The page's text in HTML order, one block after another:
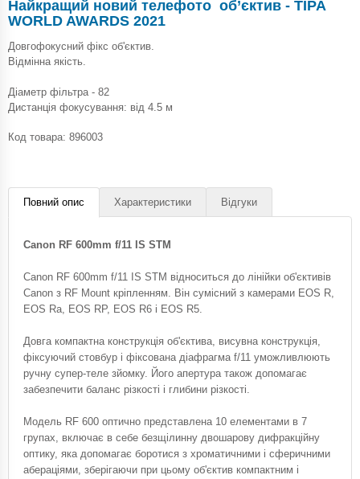
Найкращий новий телефото об’єктив - TIPA
WORLD AWARDS 2021
Довгофокусний фікс об'єктив.
Відмінна якість.
Діаметр фільтра - 82
Дистанція фокусування: від 4.5 м
Код товара: 896003
Повний опис Характеристики Відгуки
Canon RF 600mm f/11 IS STM
Canon RF 600mm f/11 IS STM відноситься до лінійки об'єктивів
Canon з RF Mount кріпленням. Він сумісний з камерами EOS R,
EOS Ra, EOS RP, EOS R6 і EOS R5.
Довга компактна конструкція об'єктива, висувна конструкція,
фіксуючий стовбур і фіксована діафрагма f/11 уможливлюють
ручну супер-теле зйомку. Його апертура також допомагає
забезпечити баланс різкості і глибини різкості.
Модель RF 600 оптично представлена ​​10 елементами в 7
групах, включає в себе безщілинну двошарову дифракційну
оптику, яка допомагає боротися з хроматичними і сферичними
абераціями, зберігаючи при цьому об'єктив компактним і